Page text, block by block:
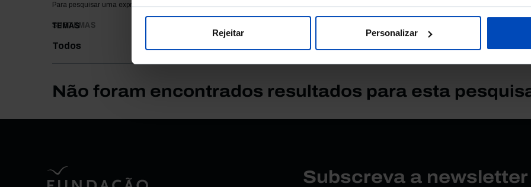
Rejeitar Personalizar
Para pesquisar uma expressão coloque-a entre aspas
TEMAS
Todos
SUBTEMAS
Não foram encontrados resultados para esta
Subscreva a